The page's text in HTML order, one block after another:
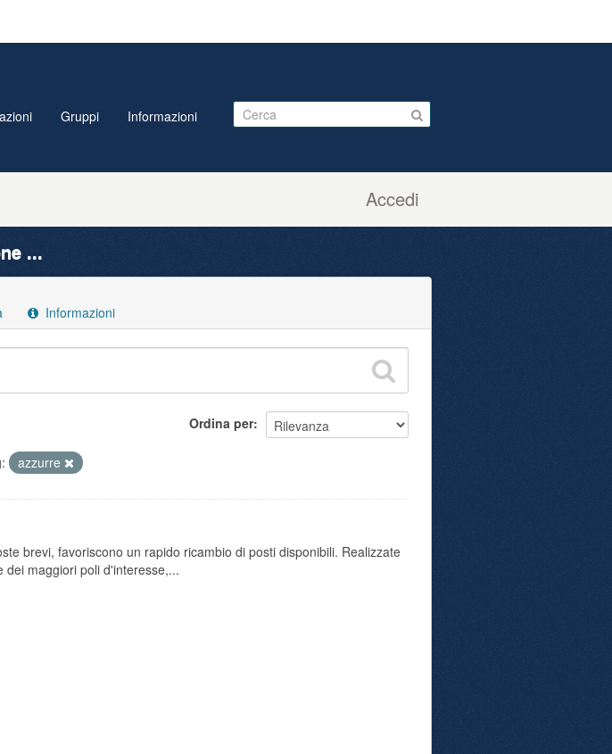
Accedi
Gruppi Informazioni
...
Informazioni
Ordina per
azzurre
brevi, favoriscono un rapido ricambio di posti disponibili. Realizzate
dei maggiori poli d'interesse,...